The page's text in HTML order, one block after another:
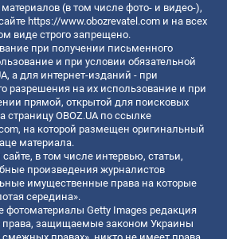
(в том числе фото- и видео-),
https://www.obozrevatel.com и на всех
виде строго запрещено.
при получении письменного
и при условии обязательной
а для интернет-изданий - при
разрешения на их использование и при
прямой, открытой для поисковых
страницу OBOZ.UA по ссылке
, на которой размещен оригинальный
материала.
в том числе интервью, статьи,
произведения журналистов
имущественные права на которые
середина».
фотоматериалы Getty Images редакция
защищаемые законом Украины